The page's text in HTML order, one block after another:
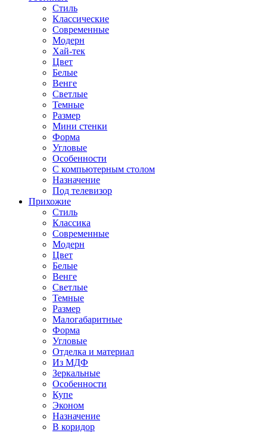
Стиль
Классические
Современные
Модерн
Хай-тек
Цвет
Белые
Венге
Светлые
Темные
Размер
Мини стенки
Форма
Угловые
Особенности
С компьютерным столом
Назначение
Под телевизор
Прихожие
Стиль
Классика
Современные
Модерн
Цвет
Белые
Венге
Светлые
Темные
Размер
Малогабаритные
Форма
Угловые
Отделка и материал
Из МДФ
Зеркальные
Особенности
Купе
Эконом
Назначение
В коридор